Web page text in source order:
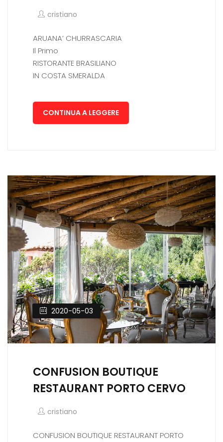
cristiano
ARUANA’ CHURRASCARIA
Il Primo
RISTORANTE BRASILIANO
IN COSTA SMERALDA
CONTINUA A LEGGERE
2020-05-03
CONFUSION BOUTIQUE
RESTAURANT PORTO CERVO
cristiano
CONFUSION BOUTIQUE RESTAURANT PORTO